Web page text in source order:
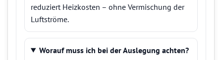
reduziert Heizkosten – ohne Vermischung der
Luftströme.
Worauf muss ich bei der Auslegung achten?